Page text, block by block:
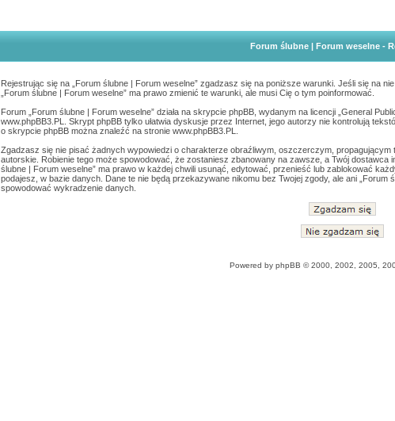
Forum ślubne | Forum weselne -
Rejestrując się na „Forum ślubne | Forum weselne” zgadzasz się na poniższe warunki. Jeśli się na
„Forum ślubne | Forum weselne” ma prawo zmienić te warunki, ale musi Cię o tym poinformować.
Forum „Forum ślubne | Forum weselne” działa na skrypcie phpBB, wydanym na licencji „ General
www.phpBB3.PL
. Skrypt phpBB tylko ułatwia dyskusje przez Internet, jego autorzy nie kontrolują
o skrypcie phpBB można znaleźć na stronie www.phpBB3.PL
Zgadzasz się nie pisać żadnych wypowiedzi o charakterze obraźliwym, oszczerczym,
autorskie. Robienie tego może spowodować, że zostaniesz zbanowany na zawsze, a Twój dostawca
ślubne | Forum weselne” ma prawo w każdej chwili usunąć, edytować, przenieść lub zablokować
podajesz, w bazie danych. Dane te nie będą przekazywane nikomu bez Twojej zgody, ale ani „Forum
spowodować wykradzenie danych.
Powered by phpBB © 2000, 2002, 2005,